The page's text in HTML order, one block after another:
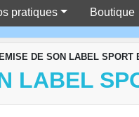
pratiques Boutique
DE SON LABEL SPORT
LABEL